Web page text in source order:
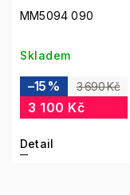
MM5094 090
Skladem
3 690 Kč
–15 %
3 100 Kč
Detail